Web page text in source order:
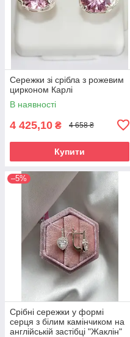
Сережки зі срібла з рожевим
цирконом Карлі
В наявності
4 425,10 ₴ 4 658 ₴
Купити
–5%
Срібні сережки у формі
серця з білим камінчиком на
англійській застібці "Жаклін"